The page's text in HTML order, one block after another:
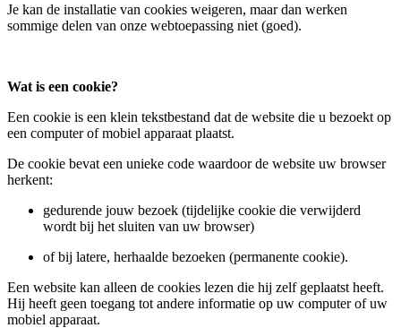
Je kan de installatie van cookies weigeren, maar dan werken
sommige delen van onze webtoepassing niet (goed).
Wat is een cookie?
Een cookie is een klein tekstbestand dat de website die u bezoekt op
een computer of mobiel apparaat plaatst.
De cookie bevat een unieke code waardoor de website uw browser
herkent:
gedurende jouw bezoek (tijdelijke cookie die verwijderd
wordt bij het sluiten van uw browser)
of bij latere, herhaalde bezoeken (permanente cookie).
Een website kan alleen de cookies lezen die hij zelf geplaatst heeft.
Hij heeft geen toegang tot andere informatie op uw computer of uw
mobiel apparaat.